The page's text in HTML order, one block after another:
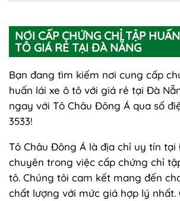
NƠI CẤP CHỨNG CHỈ TẬP
TÔ GIÁ RẺ TẠI ĐÀ NẴNG
Bạn đang tìm kiếm nơi cung cấp
huấn lái xe ô tô với giá rẻ tại Đà
ngay với Tô Châu Đông Á qua số
3533!
Tô Châu Đông Á là địa chỉ uy tín tại
chuyên trong việc cấp chứng chỉ
tô. Chúng tôi cam kết mang đến
chất lượng với mức giá hợp lý nhất.